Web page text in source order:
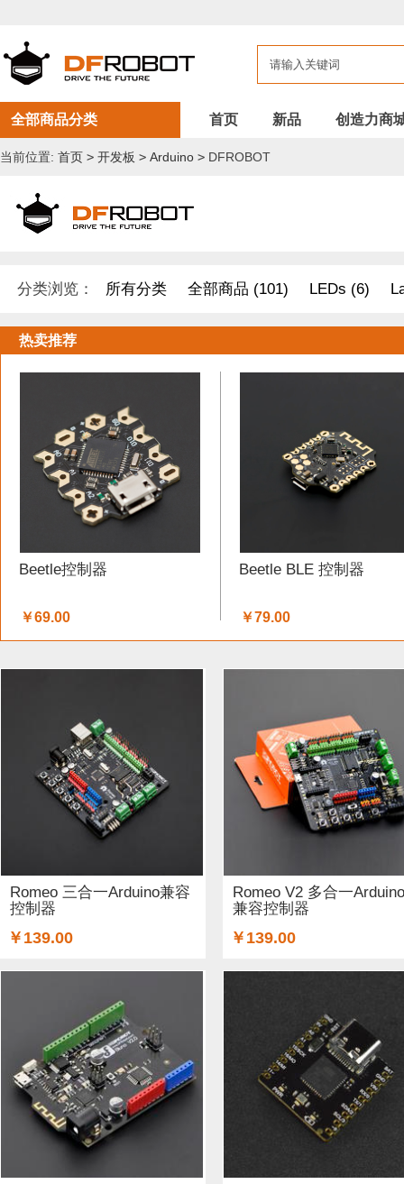
全部商品分类 首页 新品 创造力商
当前位置: 首页 > 开发板 > Arduino > DFROBOT
分类浏览： 所有分类 全部商品 (101) LEDs (6)
开发原型及配件 (1)
工具 (5) 电缆&电线 (1) 温湿度传感器 (37) DF纪念
结构件 (12) 键盘 (5)
3G/4G/5G (1) IO 扩展板 (75)
电源模块 (19) 柔性传感器 (3)
加速度传感器 (32) LattePanda (1) 直流电机驱动器
其他传感器 (8) GPS (1) RFID (3) LCD (17) LED
压力传感器 (14) 其他开发板 (9) 编码器
电容 (1) 直流电机 (19) 电位计 (4) 锂电池 (2) 运
太阳能 (3) 其他电子器件 (5) 其他线材 (15)
空气传感器 (62) 促销 (1)
其他扩展板 (14)
STEM/创客 教育 (9) AI 人工智能 (4) 电子墨水 (2)
热卖推荐
Beetle控制器
￥69.00
Beetle BLE 控制器
￥79.00
Romeo 三合一Arduino兼容
控制器
￥139.00
Romeo V2 多合一Arduino
兼容控制器
￥139.00